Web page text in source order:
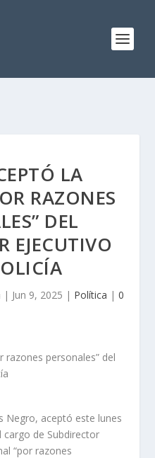
LA
RAZONES
DEL
EJECUTIVO
| Jun 9, 2025 | Política | 0
Negro, aceptó este lunes
cargo de Subdirector
“por razones